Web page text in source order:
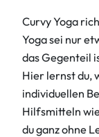
Curvy Yoga
Yoga sei nur
das Gegenteil
Hier lernst du,
individuellen
Hilfsmitteln
du ganz ohne